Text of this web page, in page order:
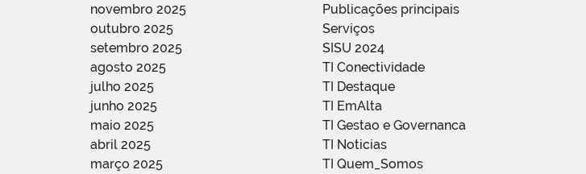
novembro 2025
outubro 2025
setembro 2025
agosto 2025
julho 2025
junho 2025
maio 2025
abril 2025
março 2025
Publicações principais
Serviços
SISU 2024
TI Conectividade
TI Destaque
TI EmAlta
TI Gestao e Governanca
TI Noticias
TI Quem_Somos